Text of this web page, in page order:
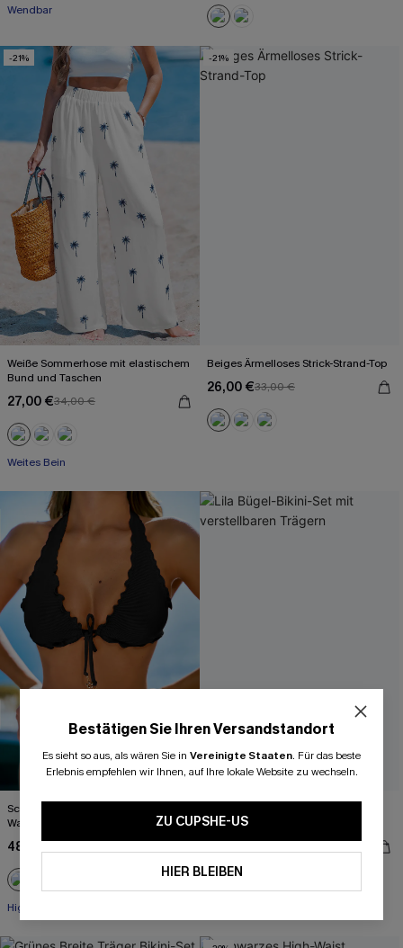
Wendbar
-21%
Weiße Sommerhose mit elastischem
Bund und Taschen
27,00 €34,00 €
Weites Bein
-21%
Beiges Ärmelloses Strick-Strand-Top
26,00 €33,00 €
Schwarzes Tiefer Ausschnitt High-
Waist Neckholder-Bikini-Set
48,00 €
High waist
verstellbaren Trägern
48,00 €
Separate Größen
Bestätigen Sie Ihren Versandstandort
Es sieht so aus, als wären Sie in Vereinigte Staaten. Für das beste
Erlebnis empfehlen wir Ihnen, auf Ihre lokale Website zu wechseln.
ZU CUPSHE-US
HIER BLEIBEN